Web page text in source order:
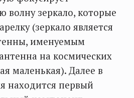
волну зеркало, которые
(зеркало является
именуемым
на космических
маленькая). Далее в
находится первый